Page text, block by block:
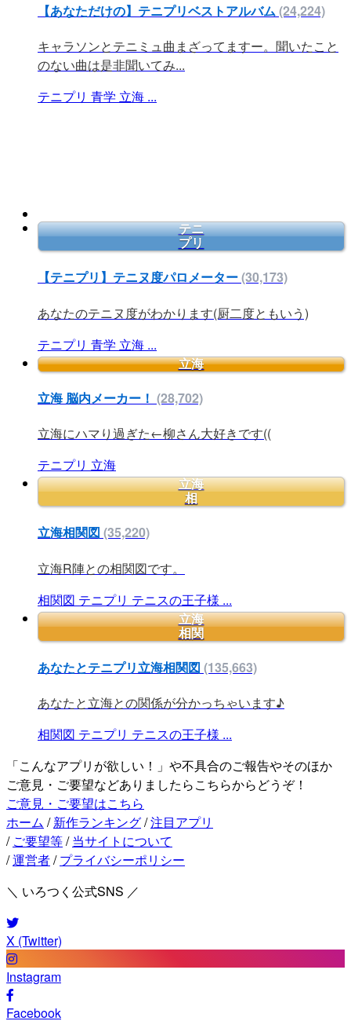
【あなただけの】テニプリベストアルバム(24,224)
キャラソンとテニミュ曲まざってますー。聞いたこと
のない曲は是非聞いてみ...
テニプリ 青学 立海 ...
テニ
プリ
【テニプリ】テニヌ度パロメーター(30,173)
あなたのテニヌ度がわかります(厨二度ともいう)
テニプリ 青学 立海 ...
立海
立海 脳内メーカー！ (28,702)
立海にハマり過ぎた←柳さん大好きです((
テニプリ 立海
立海
相
立海相関図 (35,220)
立海R陣との相関図です。
相関図 テニプリ テニスの王子様 ...
立海
相関
あなたとテニプリ立海相関図 (135,663)
あなたと立海との関係が分かっちゃいます♪
相関図 テニプリ テニスの王子様 ...
「こんなアプリが欲しい！」や不具合のご報告やそのほか
ご意見・ご要望などありましたらこちらからどうぞ！
ご意見・ご要望はこちら
ホーム / 新作ランキング/注目アプリ
/ ご要望等/ 当サイトについて
/運営者/ プライバシーポリシー
＼ いろつく公式SNS ／
X (Twitter)
Instagram
Facebook